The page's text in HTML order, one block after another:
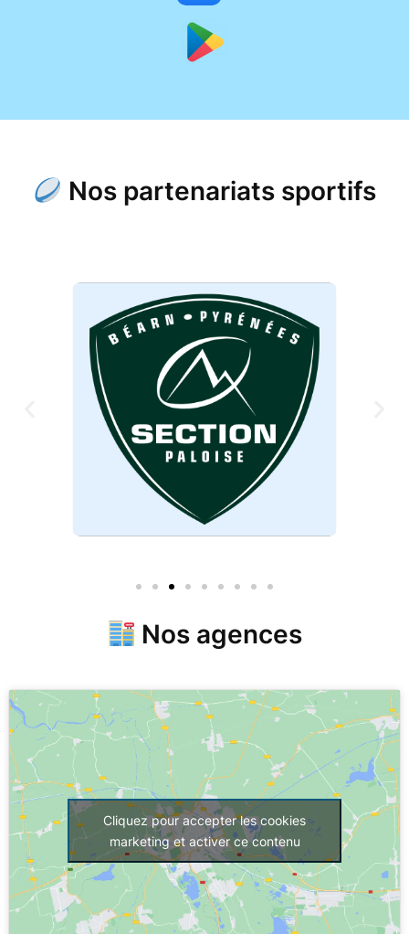
Nos partenariats sportifs
Nos agences
Cliquez pour accepter les cookies
marketing et activer ce contenu